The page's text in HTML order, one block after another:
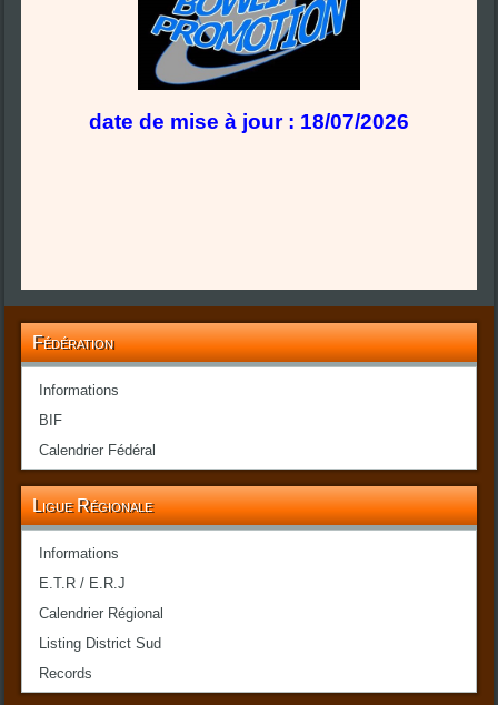
date de mise à jour : 18/07/2026
Fédération
Informations
BIF
Calendrier Fédéral
Ligue Régionale
Informations
E.T.R / E.R.J
Calendrier Régional
Listing District Sud
Records